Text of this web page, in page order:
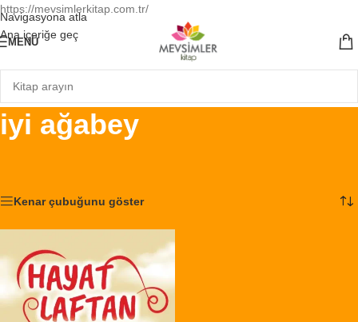
https://mevsimlerkitap.com.tr/
Navigasyona atla
Ana içeriğe geç
MENÜ
iyi ağabey
Kenar çubuğunu göster